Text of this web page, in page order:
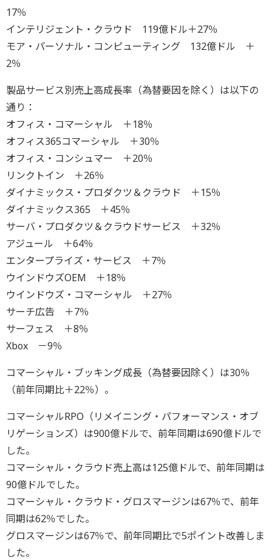
17％
インテリジェント・クラウド 119億ドル＋27％
モア・パーソナル・コンピューティング 132億ドル ＋
2％
製品サービス別売上高成長率（為替要因を除く）は以下の
通り：
オフィス・コマーシャル ＋18％
オフィス365コマーシャル ＋30％
オフィス・コンシュマー ＋20％
リンクトイン ＋26％
ダイナミックス・プロダクツ＆クラウド ＋15％
ダイナミックス365 ＋45％
サーバ・プロダクツ＆クラウドサービス ＋32％
アジュール ＋64％
エンタープライズ・サービス ＋7％
ウインドウズOEM ＋18％
ウインドウズ・コマーシャル ＋27％
サーチ広告 ＋7％
サーフェス ＋8％
Xbox －9％
コマーシャル・ブッキング成長（為替要因除く）は30％
（前年同期比＋22％）。
コマーシャルRPO（リメイニング・パフォーマンス・オブ
リゲーションズ）は900億ドルで、前年同期は690億ドルで
した。
コマーシャル・クラウド売上高は125億ドルで、前年同期は
90億ドルでした。
コマーシャル・クラウド・グロスマージンは67％で、前年
同期は62％でした。
グロスマージンは67％で、前年同期比で5ポイント改善しま
した。